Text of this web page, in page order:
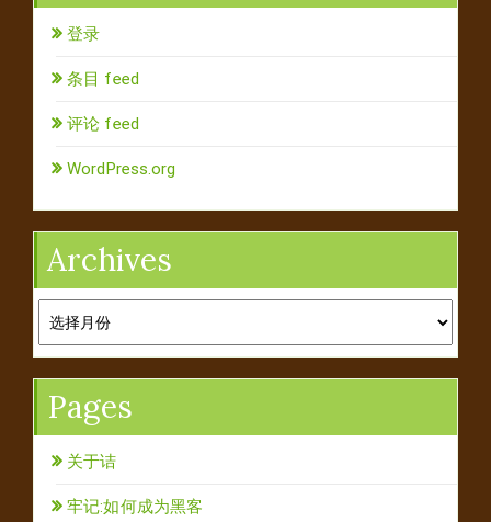
登录
条目 feed
评论 feed
WordPress.org
Archives
Pages
关于诘
牢记:如何成为黑客